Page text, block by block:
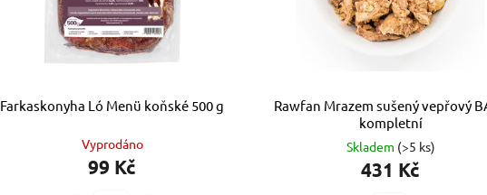
Farkaskonyha Ló Menü koňské 500 g
Vyprodáno
99 Kč
Rawfan Mrazem sušený vepřový
kompletní
Skladem (>5 ks)
431 Kč